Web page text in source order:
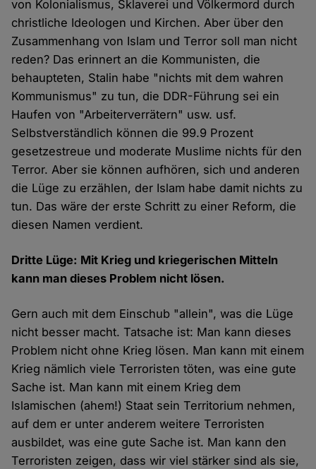
von Kolonialismus, Sklaverei und Völkermord durch
christliche Ideologen und Kirchen. Aber über den
Zusammenhang von Islam und Terror soll man nicht
reden? Das erinnert an die Kommunisten, die
behaupteten, Stalin habe "nichts mit dem wahren
Kommunismus" zu tun, die DDR-Führung sei ein
Haufen von "Arbeiterverrätern" usw. usf.
Selbstverständlich können die 99.9 Prozent
gesetzestreue und moderate Muslime nichts für den
Terror. Aber sie können aufhören, sich und anderen
die Lüge zu erzählen, der Islam habe damit nichts zu
tun. Das wäre der erste Schritt zu einer Reform, die
diesen Namen verdient.
Dritte Lüge: Mit Krieg und kriegerischen Mitteln
kann man dieses Problem nicht lösen.
Gern auch mit dem Einschub "allein", was die Lüge
nicht besser macht. Tatsache ist: Man kann dieses
Problem nicht ohne Krieg lösen. Man kann mit einem
Krieg nämlich viele Terroristen töten, was eine gute
Sache ist. Man kann mit einem Krieg dem
Islamischen (ahem!) Staat sein Territorium nehmen,
auf dem er unter anderem weitere Terroristen
ausbildet, was eine gute Sache ist. Man kann den
Terroristen zeigen, dass wir viel stärker sind als sie,